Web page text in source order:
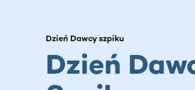
Dzień Dawcy szpiku
Dzień